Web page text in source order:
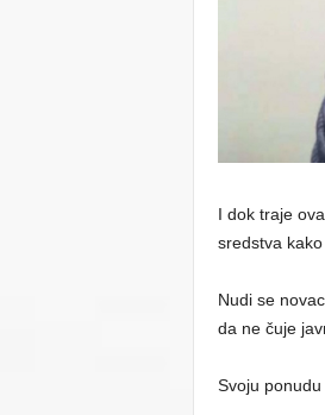
I dok traje
sredstva
Nudi se
da ne čuje
Svoju